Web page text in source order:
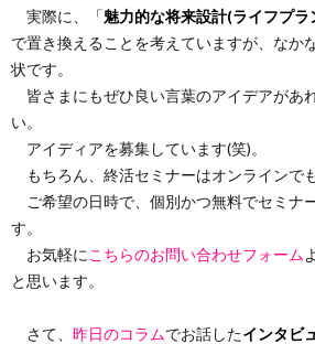
実際に、「魅力的な将来設計(ライフプラ
で置き換えることを考えていますが、なか
状です。
皆さまにもぜひ良い言葉のアイデアがあ
い。
アイディアを募集しています(笑)。
もちろん、終活セミナーはオンラインで
ご希望の日時で、個別かつ無料でセミナ
す。
お気軽に こちらのお問い合わせフォーム
と思います。
さて、 昨日のコラムでお話したインタビ